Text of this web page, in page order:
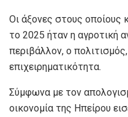
Οι άξονες στους οποίους
το 2025 ήταν η αγροτική
περιβάλλον, ο
επιχειρηματικότητα.
Σύμφωνα με τον
οικονομία της Ηπείρου